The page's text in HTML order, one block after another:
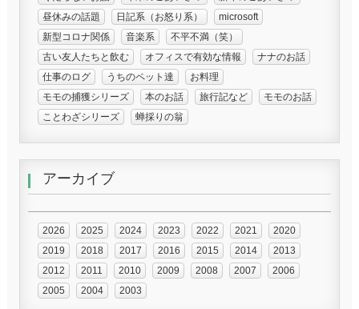
昼休みの話題
日記系（お怒り系）
microsoft
新型コロナ関係
音楽系
不平不満（笑）
古い友人たちと飲む
オフィスで有効な情報
ナナのお話
仕事のログ
うちのペット達
お料理
モモの捕獲シリーズ
本のお話 旅行記など
モモのお話
ことわざシリーズ
蝉採りの翁
アーカイブ
2026 2025 2024 2023 2022 2021
2020
2019
2018 2017 2016 2015 2014
2013
2012
2011 2010 2009 2008 2007
2006
2005
2004 2003